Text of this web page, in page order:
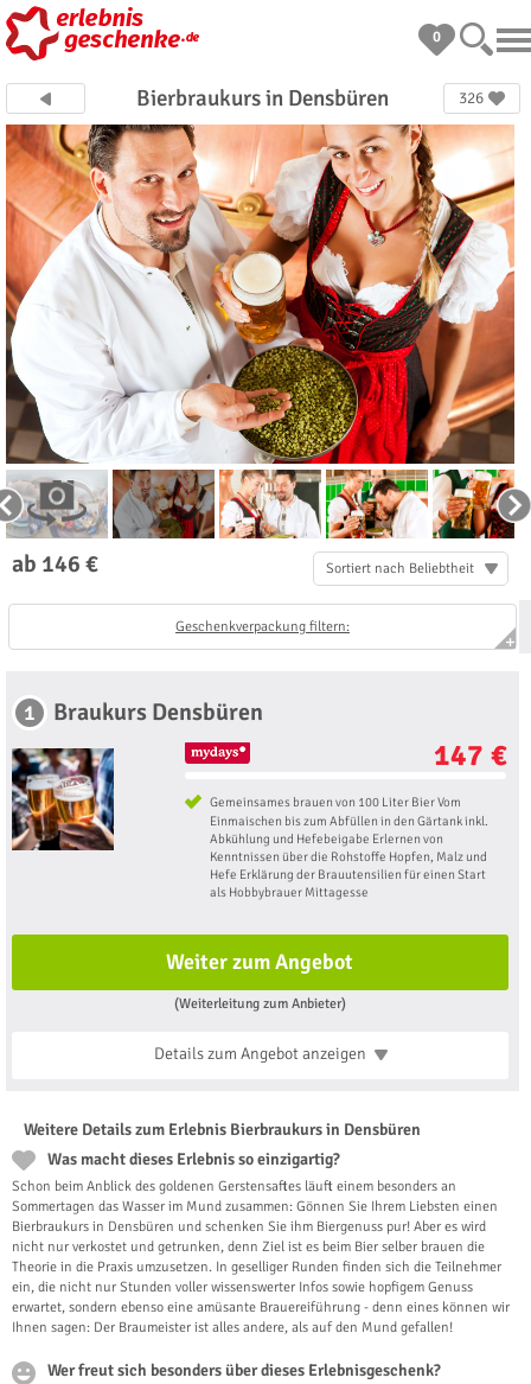
0
Bierbraukurs in Densbüren 326
ab 146 € Sortiert nach Beliebtheit
Geschenkverpackung filtern:
1 Braukurs Densbüren
147 €
Gemeinsames brauen von 100 Liter Bier Vom
Einmaischen bis zum Abfüllen in den Gärtank inkl.
Abkühlung und Hefebeigabe Erlernen von
Kenntnissen über die Rohstoffe Hopfen, Malz und
Hefe Erklärung der Brauutensilien für einen Start
als Hobbybrauer Mittagesse
Weiter zum Angebot
(Weiterleitung zum Anbieter)
Details zum Angebotanzeigen
Weitere Details zum Erlebnis Bierbraukurs in Densbüren
Was macht dieses Erlebnis so einzigartig?
Schon beim Anblick des goldenen Gerstensaftes läuft einem besonders an
Sommertagen das Wasser im Mund zusammen: Gönnen Sie Ihrem Liebsten einen
Bierbraukurs in Densbüren und schenken Sie ihm Biergenuss pur! Aber es wird
nicht nur verkostet und getrunken, denn Ziel ist es beim Bier selber brauen die
Theorie in die Praxis umzusetzen. In geselliger Runden finden sich die Teilnehmer
ein, die nicht nur Stunden voller wissenswerter Infos sowie hopfigem Genuss
erwartet, sondern ebenso eine amüsante Brauereiführung - denn eines können wir
Ihnen sagen: Der Braumeister ist alles andere, als auf den Mund gefallen!
Wer freut sich besonders über dieses Erlebnisgeschenk?